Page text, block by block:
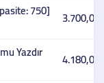
750] 3.700,00
Yazdır 4.180,00